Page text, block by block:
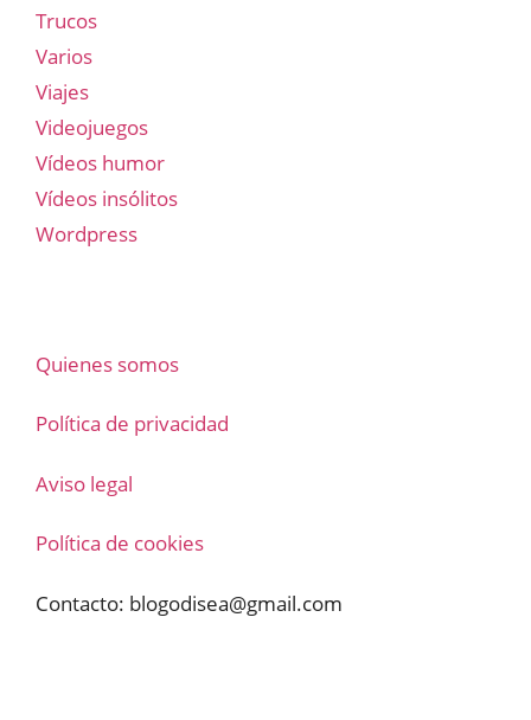
Trucos
Varios
Viajes
Videojuegos
Vídeos humor
Vídeos insólitos
Wordpress
Quienes somos
Política de privacidad
Aviso legal
Política de cookies
Contacto: blogodisea@gmail.com